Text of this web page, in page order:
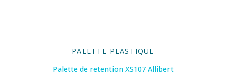
PALETTE PLASTIQUE
Palette de retention XS107 Allibert